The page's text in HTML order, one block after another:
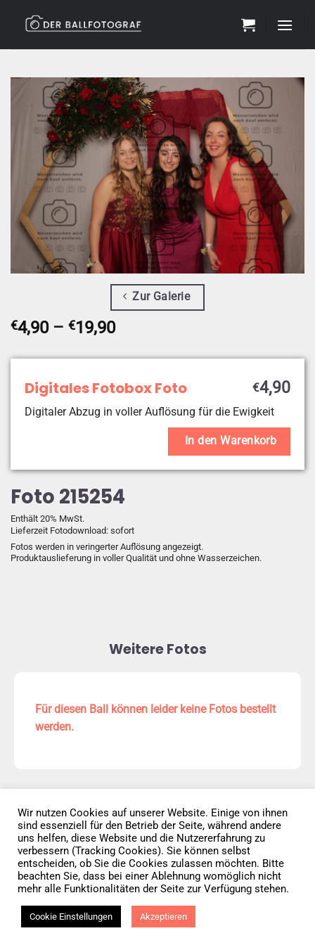
Zur Galerie
Foto 215254
€4,90 – €19,90Preisspanne:
bis
Enthält 20% MwSt.
Lieferzeit Fotodownload: sofort
Fotos werden in veringerter Auflösung angezeigt.
Produktauslieferung in voller Qualität und ohne Wasserzeichen.
Digitales Fotobox Foto €4,90
Digitaler Abzug in voller Auflösung für die Ewigkeit
In den Warenkorb
Weitere Fotos
Für diesen Ball können leider keine Fotos bestellt
werden.
© 2026 • Elephants 5
Datenschutz AGB Impressum
Vertrag widerrufen
Wir nutzen Cookies auf unserer Website. Einige von ihnen
sind essenziell für den Betrieb der Seite, während andere
uns helfen, diese Website und die Nutzererfahrung zu
verbessern (Tracking Cookies). Sie können selbst
entscheiden, ob Sie die Cookies zulassen möchten. Bitte
beachten Sie, dass bei einer Ablehnung womöglich nicht
mehr alle Funktionalitäten der Seite zur Verfügung stehen.
Cookie Einstellungen Akzeptieren